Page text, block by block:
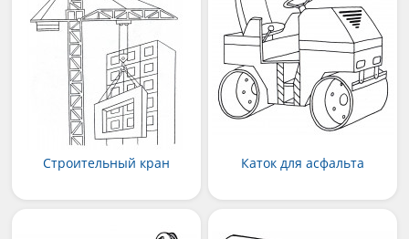
Строительный кран Каток для асфальта